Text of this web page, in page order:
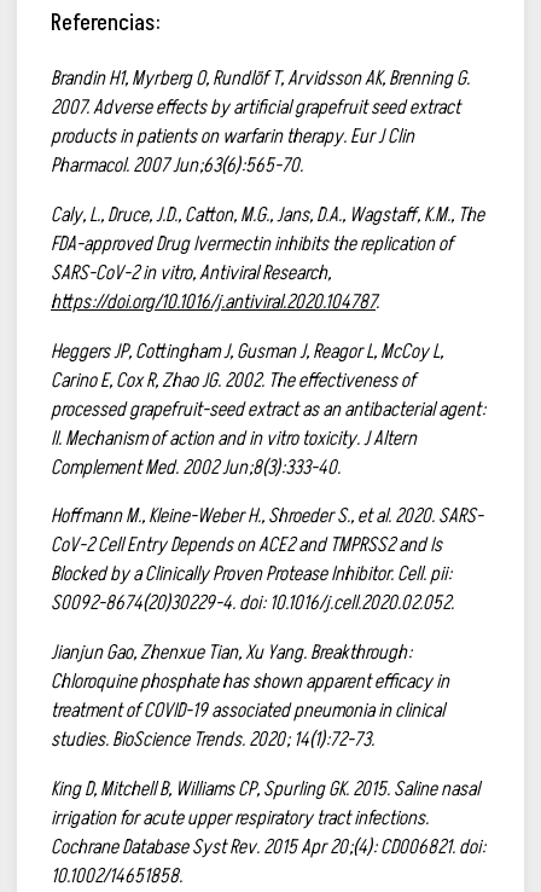
Referencias:
Brandin H1, Myrberg O, Rundlöf T, Arvidsson AK, Brenning G.
2007. Adverse effects by artificial grapefruit seed extract
products in patients on warfarin therapy. Eur J Clin
Pharmacol. 2007 Jun;63(6):565-70.
Caly, L., Druce, J.D., Catton, M.G., Jans, D.A., Wagstaff, K.M., The
FDA-approved Drug Ivermectin inhibits the replication of
SARS-CoV-2 in vitro, Antiviral Research,
https://doi.org/10.1016/j.antiviral.2020.104787.
Heggers JP, Cottingham J, Gusman J, Reagor L, McCoy L,
Carino E, Cox R, Zhao JG. 2002. The effectiveness of
processed grapefruit-seed extract as an antibacterial agent:
II. Mechanism of action and in vitro toxicity. J Altern
Complement Med. 2002 Jun;8(3):333-40.
Hoffmann M., Kleine-Weber H., Shroeder S., et al. 2020. SARS-
CoV-2 Cell Entry Depends on ACE2 and TMPRSS2 and Is
Blocked by a Clinically Proven Protease Inhibitor. Cell. pii:
S0092-8674(20)30229-4. doi: 10.1016/j.cell.2020.02.052.
Jianjun Gao, Zhenxue Tian, Xu Yang. Breakthrough:
Chloroquine phosphate has shown apparent efficacy in
treatment of COVID-19 associated pneumonia in clinical
studies. BioScience Trends. 2020; 14(1):72-73.
King D, Mitchell B, Williams CP, Spurling GK. 2015. Saline nasal
irrigation for acute upper respiratory tract infections.
Cochrane Database Syst Rev. 2015 Apr 20;(4): CD006821. doi:
10.1002/14651858.